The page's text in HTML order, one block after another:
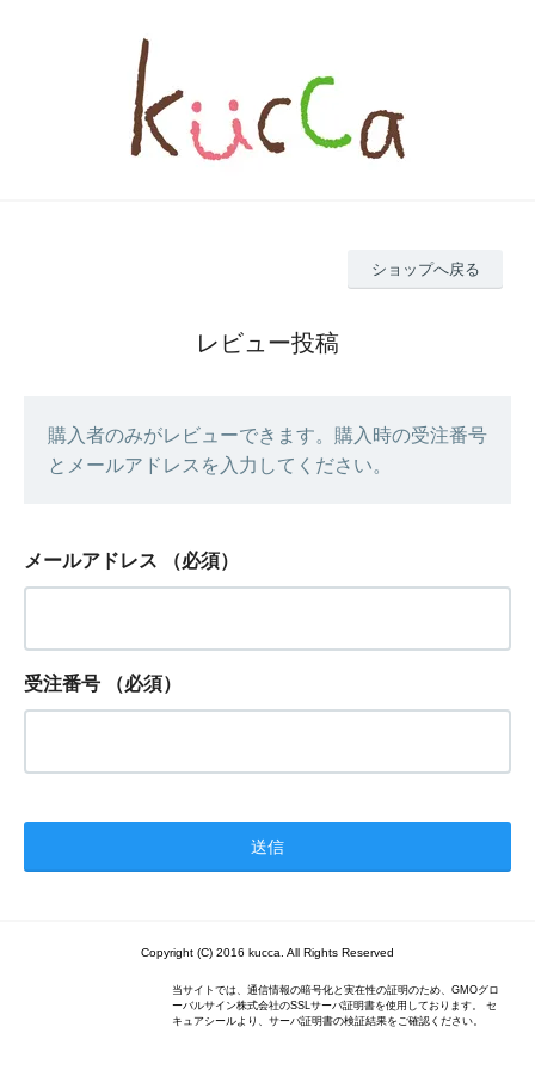
ショップへ戻る
レビュー投稿
購入者のみがレビューできます。購入時の受注番号
とメールアドレスを入力してください。
メールアドレス （必須）
受注番号 （必須）
Copyright (C) 2016 kucca. All Rights Reserved
当サイトでは、通信情報の暗号化と実在性の証明のため、GMOグロ
ーバルサイン株式会社のSSLサーバ証明書を使用しております。 セ
キュアシールより、サーバ証明書の検証結果をご確認ください。